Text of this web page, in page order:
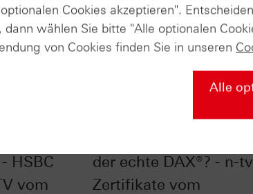
HSBC
vom
der echte DAX®? - n-tv
Zertifikate vom
Cookies akzeptieren".
wählen Sie bitte "Alle optionalen
von Cookies finden Sie in unseren
Alle